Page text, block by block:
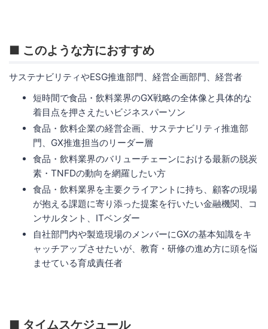
■ このような方におすすめ
サステナビリティやESG推進部門、経営企画部門、経営者
短時間で食品・飲料業界のGX戦略の全体像と具体的な
着目点を押さえたいビジネスパーソン
食品・飲料企業の経営企画、サステナビリティ推進部
門、GX推進担当のリーダー層
食品・飲料業界のバリューチェーンにおける最新の脱炭
素・TNFDの動向を網羅したい方
食品・飲料業界を主要クライアントに持ち、顧客の現場
が抱える課題に寄り添った提案を行いたい金融機関、コ
ンサルタント、ITベンダー
自社部門内や製造現場のメンバーにGXの基本知識をキ
ャッチアップさせたいが、教育・研修の進め方に頭を悩
ませている育成責任者
■ タイムスケジュール